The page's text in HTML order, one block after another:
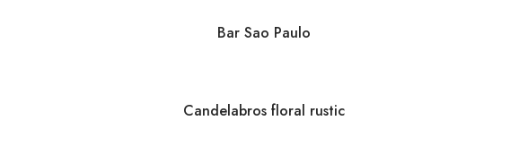
Bar Sao Paulo
Candelabros floral rustic